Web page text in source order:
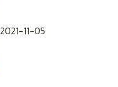
2021-11-05